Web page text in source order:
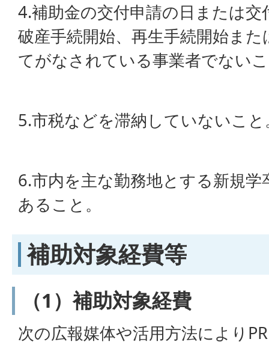
4.補助金の交付申請の日または
破産手続開始、再生手続開始ま
てがなされている事業者でない
5.市税などを滞納していないこと
6.市内を主な勤務地とする新規
あること。
補助対象経費等
（1）補助対象経費
次の広報媒体や活用方法により